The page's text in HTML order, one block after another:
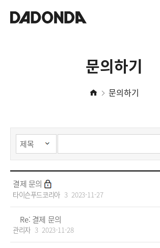
문의하기
문의하기
결제 문의
타이슨푸드코리아 3 2023-11-27
Re: 결제 문의
관리자 3 2023-11-28